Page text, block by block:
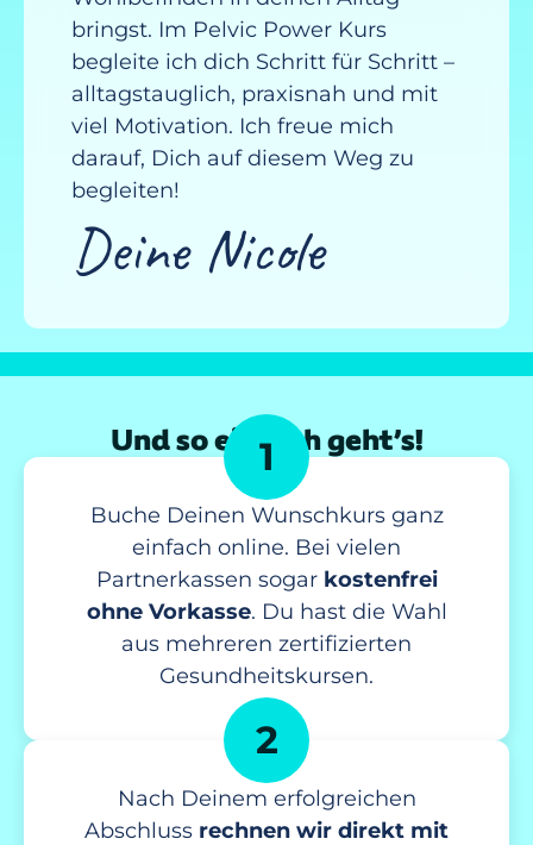
bringst. Im Pelvic Power Kurs
begleite ich dich Schritt für Schritt –
alltagstauglich, praxisnah und mit
viel Motivation. Ich freue mich
darauf, Dich auf diesem Weg zu
begleiten!
Deine Nicole
Und so einfach geht’s!
1
Buche Deinen Wunschkurs ganz
einfach online. Bei vielen
Partnerkassen sogar kostenfrei
ohne Vorkasse. Du hast die Wahl
aus mehreren zertifizierten
Gesundheitskursen.
2
Nach Deinem erfolgreichen
Abschluss rechnen wir direkt mit